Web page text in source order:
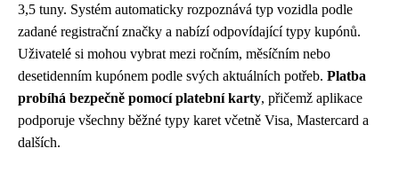
3,5 tuny. Systém automaticky rozpoznává typ vozidla podle
zadané registrační značky a nabízí odpovídající typy kupónů.
Uživatelé si mohou vybrat mezi ročním, měsíčním nebo
desetidenním kupónem podle svých aktuálních potřeb. Platba
probíhá bezpečně pomocí platební karty, přičemž aplikace
podporuje všechny běžné typy karet včetně Visa, Mastercard a
dalších.